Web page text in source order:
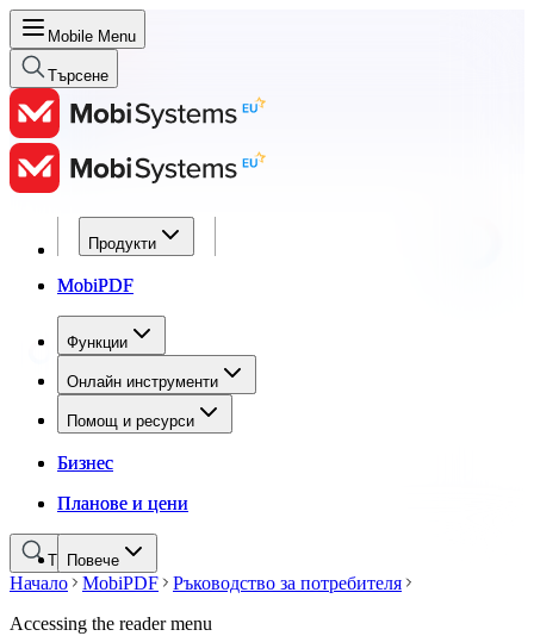
Mobile Menu
Търсене
Продукти
MobiPDF
Функции
Онлайн инструменти
Помощ и ресурси
Бизнес
Планове и цени
Повече
Продукти
MobiPDF
Функции
Онлайн инструменти
Помощ и ресурси
Бизнес
Планове и цени
Търсене
Начало MobiPDF
Ръководство за потребителя
Accessing the reader menu